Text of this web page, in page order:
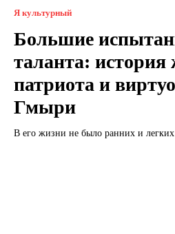
Я культурный
Большие
таланта: история
патриота и
Гмыри
В его жизни не было ранних и легких